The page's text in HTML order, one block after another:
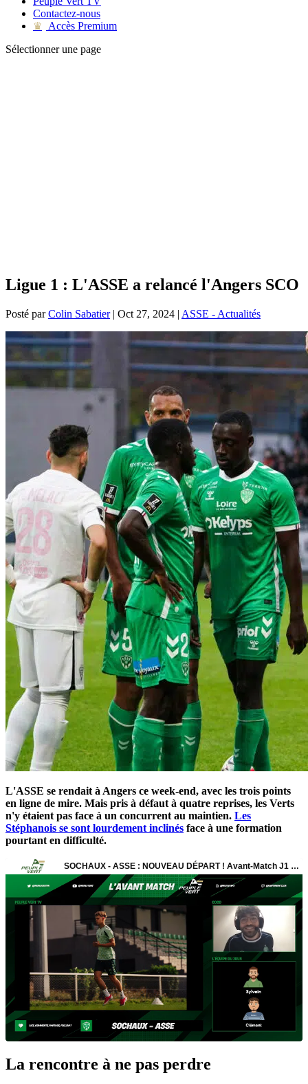
Contactez-nous
♛
Accès Premium
Sélectionner une page
Ligue 1 : L'ASSE a relancé l'Angers SCO
Posté parColin Sabatier| Oct 27, 2024 | ASSE - Actualités
L'ASSE se rendait à Angers ce week-end, avec les trois points
en ligne de mire. Mais pris à défaut à quatre reprises, les Verts
n'y étaient pas face à un concurrent au maintien. Les
Stéphanois se sont lourdement inclinés face à une formation
pourtant en difficulté.
La rencontre à ne pas perdre